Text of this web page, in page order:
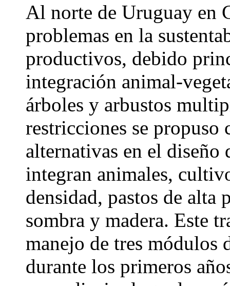
Al norte de Uruguay en
problemas en la
productivos, debido
integración animal-
árboles y arbustos
restricciones se
alternativas en el diseño
integran animales,
densidad, pastos de
sombra y madera. Este
manejo de tres módulos
durante los primeros